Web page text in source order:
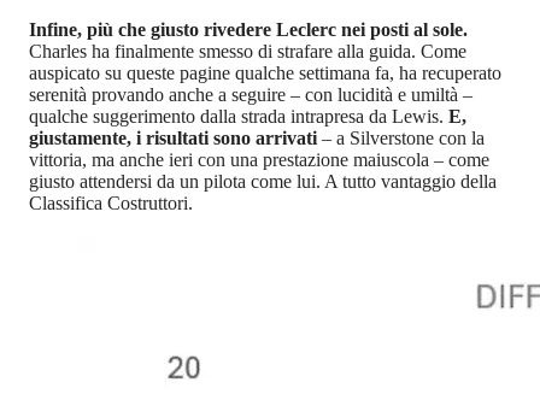
Infine, più che giusto rivedere Leclerc nei posti al sole.
Charles ha finalmente smesso di strafare alla guida. Come
auspicato su queste pagine qualche settimana fa, ha recuperato
serenità provando anche a seguire – con lucidità e umiltà –
qualche suggerimento dalla strada intrapresa da Lewis. E,
giustamente, i risultati sono arrivati – a Silverstone con la
vittoria, ma anche ieri con una prestazione maiuscola – come
giusto attendersi da un pilota come lui. A tutto vantaggio della
Classifica Costruttori.